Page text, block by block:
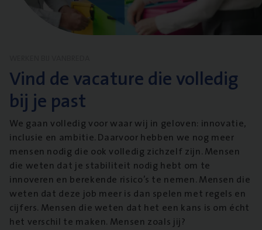
Vind de vacature die volledig
bij je past
We gaan volledig voor waar wij in geloven: innovatie,
inclusie en ambitie. Daarvoor hebben we nog meer
mensen nodig die ook volledig zichzelf zijn. Mensen
die weten dat je stabiliteit nodig hebt om te
innoveren en berekende risico’s te nemen. Mensen die
weten dat deze job meer is dan spelen met regels en
cijfers. Mensen die weten dat het een kans is om écht
het verschil te maken. Mensen zoals jij?